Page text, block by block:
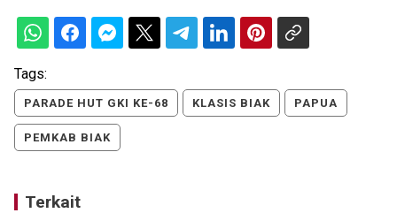
Tags:
PARADE HUT GKI KE-68 KLASIS BIAK PAPUA
PEMKAB BIAK
Terkait